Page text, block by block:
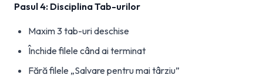
Pasul 4: Disciplina Tab-urilor
Maxim 3 tab-uri deschise
Închide filele când ai terminat
Fără filele „Salvare pentru mai târziu”